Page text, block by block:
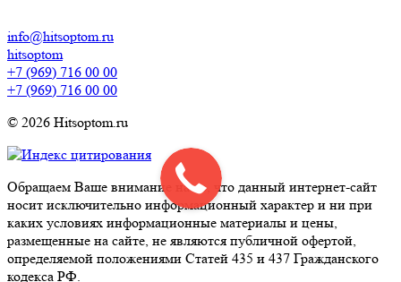
info@hitsoptom.ru
hitsoptom
+7 (969) 716 00 00
+7 (969) 716 00 00
© 2026 Hitsoptom.ru
Обращаем Ваше внимание на то, что данный интернет-сайт
носит исключительно информационный характер и ни при
каких условиях информационные материалы и цены,
размещенные на сайте, не являются публичной офертой,
определяемой положениями Статей 435 и 437 Гражданского
кодекса РФ.